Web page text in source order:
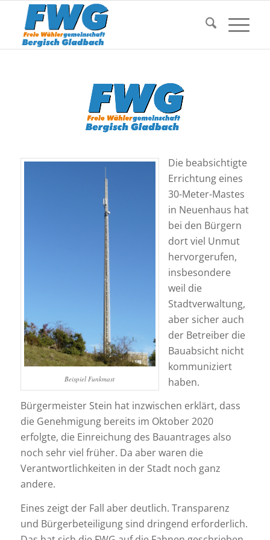
Beispiel Funkmast
Die beabsichtigte
Errichtung eines
30-Meter-Mastes
in Neuenhaus hat
bei den Bürgern
dort viel Unmut
hervorgerufen,
insbesondere
weil die
Stadtverwaltung,
aber sicher auch
der Betreiber die
Bauabsicht nicht
kommuniziert
haben.
Bürgermeister Stein hat inzwischen erklärt, dass
die Genehmigung bereits im Oktober 2020
erfolgte, die Einreichung des Bauantrages also
noch sehr viel früher. Da aber waren die
Verantwortlichkeiten in der Stadt noch ganz
andere.
Eines zeigt der Fall aber deutlich. Transparenz
und Bürgerbeteiligung sind dringend erforderlich.